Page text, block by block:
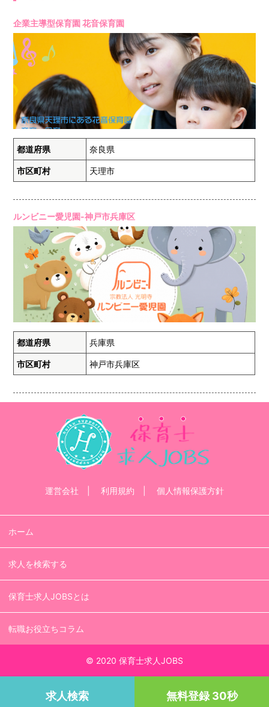
企業主導型保育園 花音保育園
都道府県 奈良県
市区町村 天理市
ルンビニー愛児園-神戸市兵庫区
都道府県 兵庫県
市区町村 神戸市兵庫区
運営会社 利用規約 個人情報保護方針
ホーム
求人を検索する
保育士求人JOBSとは
転職お役立ちコラム
© 2020 保育士求人JOBS
求人検索 無料登録 30秒